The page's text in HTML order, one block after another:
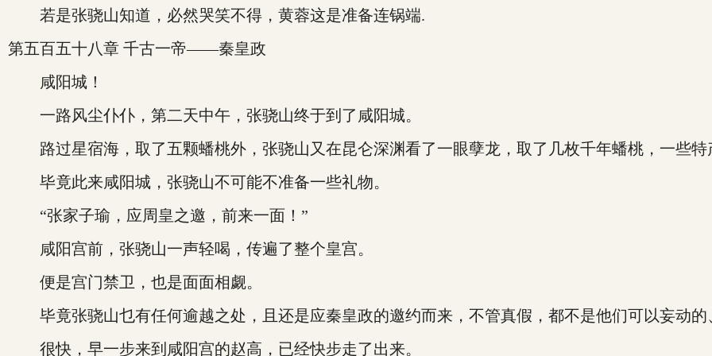
若是张骁山知道，必然哭笑不得，黄蓉这是准备连锅端.
第五百五十八章 千古一帝——秦皇政
咸阳城！
一路风尘仆仆，第二天中午，张骁山终于到了咸阳城。
路过星宿海，取了五颗蟠桃外，张骁山又在昆仑深渊看了一眼孽龙，取了几枚千年蟠桃，一些特
毕竟此来咸阳城，张骁山不可能不准备一些礼物。
“张家子瑜，应周皇之邀，前来一面！”
咸阳宫前，张骁山一声轻喝，传遍了整个皇宫。
便是宫门禁卫，也是面面相觑。
毕竟张骁山乜有任何逾越之处，且还是应秦皇政的邀约而来，不管真假，都不是他们可以妄动的
很快，早一步来到咸阳宫的赵高，已经快步走了出来。